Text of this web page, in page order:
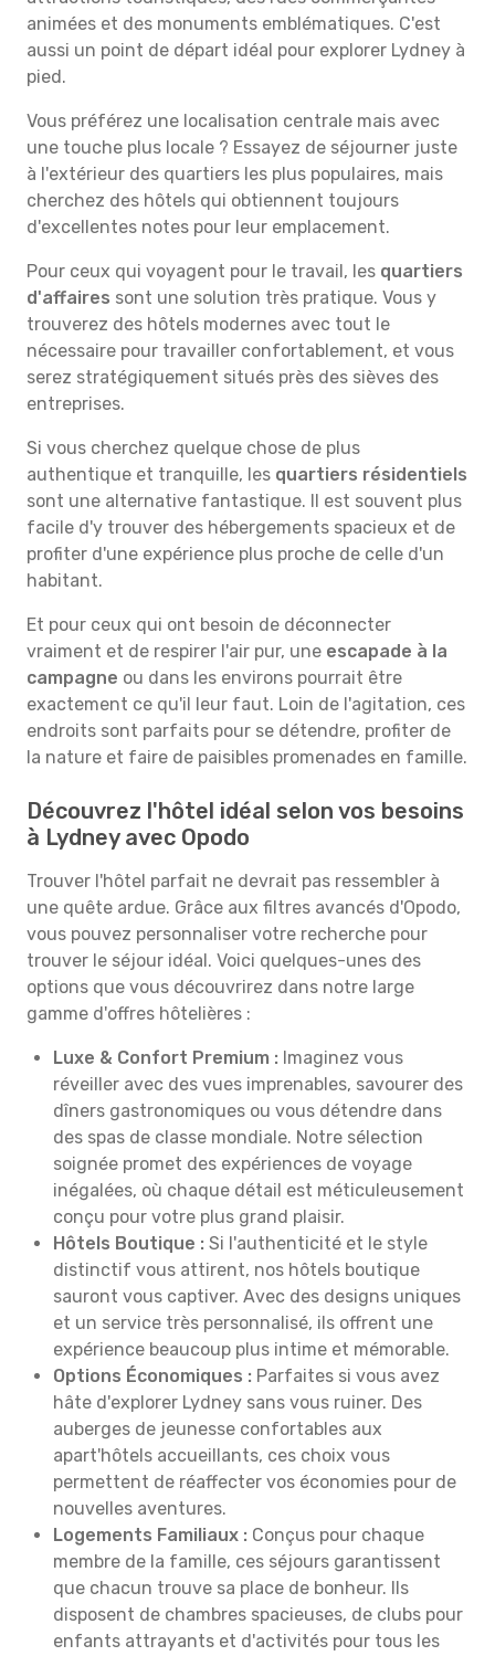
animées et des monuments emblématiques. C'est
aussi un point de départ idéal pour explorer Lydney à
pied.
Vous préférez une localisation centrale mais avec
une touche plus locale ? Essayez de séjourner juste
à l'extérieur des quartiers les plus populaires, mais
cherchez des hôtels qui obtiennent toujours
d'excellentes notes pour leur emplacement.
Pour ceux qui voyagent pour le travail, les quartiers
d'affaires sont une solution très pratique. Vous y
trouverez des hôtels modernes avec tout le
nécessaire pour travailler confortablement, et vous
serez stratégiquement situés près des sièves des
entreprises.
Si vous cherchez quelque chose de plus
authentique et tranquille, les quartiers résidentiels
sont une alternative fantastique. Il est souvent plus
facile d'y trouver des hébergements spacieux et de
profiter d'une expérience plus proche de celle d'un
habitant.
Et pour ceux qui ont besoin de déconnecter
vraiment et de respirer l'air pur, une escapade à la
campagne ou dans les environs pourrait être
exactement ce qu'il leur faut. Loin de l'agitation, ces
endroits sont parfaits pour se détendre, profiter de
la nature et faire de paisibles promenades en famille.
Découvrez l'hôtel idéal selon vos besoins
à Lydney avec Opodo
Trouver l'hôtel parfait ne devrait pas ressembler à
une quête ardue. Grâce aux filtres avancés d'Opodo,
vous pouvez personnaliser votre recherche pour
trouver le séjour idéal. Voici quelques-unes des
options que vous découvrirez dans notre large
gamme d'offres hôtelières :
Luxe & Confort Premium : Imaginez vous
réveiller avec des vues imprenables, savourer des
dîners gastronomiques ou vous détendre dans
des spas de classe mondiale. Notre sélection
soignée promet des expériences de voyage
inégalées, où chaque détail est méticuleusement
conçu pour votre plus grand plaisir.
Hôtels Boutique : Si l'authenticité et le style
distinctif vous attirent, nos hôtels boutique
sauront vous captiver. Avec des designs uniques
et un service très personnalisé, ils offrent une
expérience beaucoup plus intime et mémorable.
Options Économiques : Parfaites si vous avez
hâte d'explorer Lydney sans vous ruiner. Des
auberges de jeunesse confortables aux
apart'hôtels accueillants, ces choix vous
permettent de réaffecter vos économies pour de
nouvelles aventures.
Logements Familiaux : Conçus pour chaque
membre de la famille, ces séjours garantissent
que chacun trouve sa place de bonheur. Ils
disposent de chambres spacieuses, de clubs pour
enfants attrayants et d'activités pour tous les